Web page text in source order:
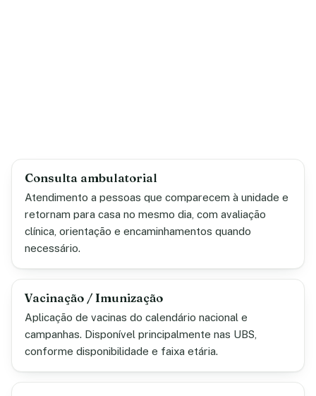
Consulta ambulatorial
Atendimento a pessoas que comparecem à unidade e
retornam para casa no mesmo dia, com avaliação
clínica, orientação e encaminhamentos quando
necessário.
Vacinação / Imunização
Aplicação de vacinas do calendário nacional e
campanhas. Disponível principalmente nas UBS,
conforme disponibilidade e faixa etária.